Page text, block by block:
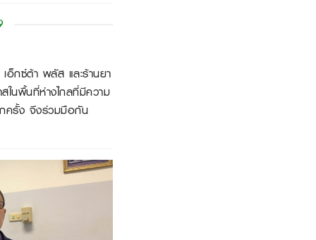
กซ์ต้า พลัส และร้านยา
นพื้นที่ห่างไกลที่มีความ
ครั้ง จึงร่วมมือกัน